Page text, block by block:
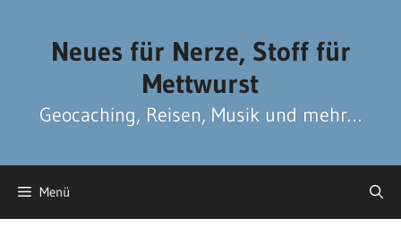
Neues für Nerze, Stoff für
Mettwurst
Geocaching, Reisen, Musik und mehr…
Menü